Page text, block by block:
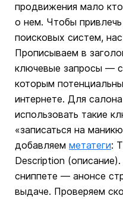
продвижения мало
о нем. Чтобы
поисковых систем,
Прописываем в
ключевые запросы —
которым
интернете. Для
использовать такие
«записаться на
добавляем метатеги:
Description
сниппете — анонсе
выдаче. Проверяем